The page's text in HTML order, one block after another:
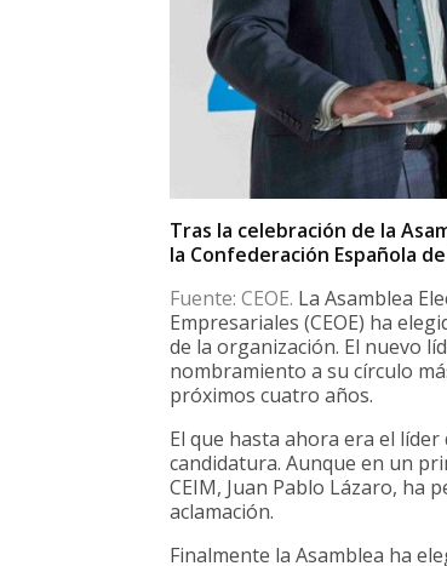
Tras la celebración de la
la Confederación Española
Fuente: CEOE. La Asamblea
Empresariales (CEOE) ha
de la organización. El nuevo
nombramiento a su círculo
próximos cuatro años.
El que hasta ahora era el
candidatura. Aunque en un
CEIM, Juan Pablo Lázaro, ha
aclamación.
Finalmente la Asamblea ha